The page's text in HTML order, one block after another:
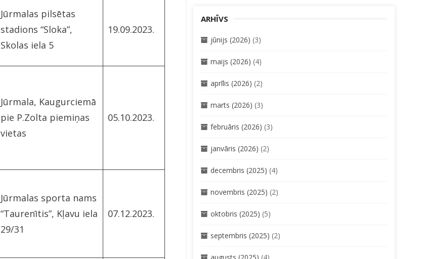
Jūrmalas pilsētas
stadions “Sloka”,
Skolas iela 5
19.09.2023.
Jūrmala, Kaugurciemā
pie P.Zolta piemiņas
vietas
05.10.2023.
Jūrmalas sporta nams
“Taurenītis”, Kļavu iela
29/31
07.12.2023.
ARHĪVS
jūnijs (2026) (3)
maijs (2026) (4)
aprīlis (2026) (2)
marts (2026) (3)
februāris (2026) (3)
janvāris (2026) (2)
decembris (2025) (4)
novembris (2025) (2)
oktobris (2025) (5)
septembris (2025) (2)